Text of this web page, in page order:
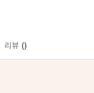
리뷰 ()